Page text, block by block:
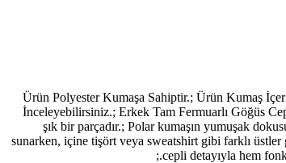
Ürün Polyester Kumaşa Sahiptir.; Ürün Kumaş
İnceleyebilirsiniz.; Erkek Tam Fermuarlı Göğüs
şık bir parçadır.; Polar kumaşın yumuşak
sunarken, içine tişört veya sweatshirt gibi farklı
cepli detayıyla hem